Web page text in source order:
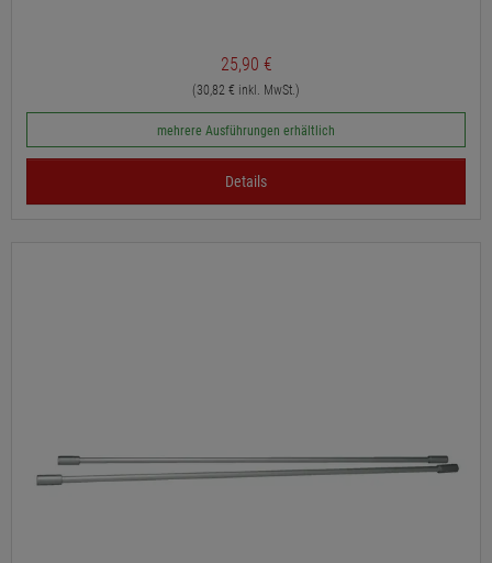
25,90 €
(30,82 € inkl. MwSt.)
mehrere Ausführungen erhältlich
Details